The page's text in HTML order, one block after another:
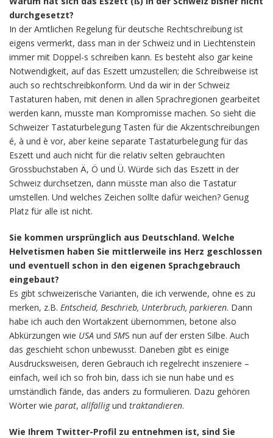
durchgesetzt?
In der Amtlichen Regelung für deutsche Rechtschreibung ist
eigens vermerkt, dass man in der Schweiz und in Liechtenstein
immer mit Doppel-s schreiben kann. Es besteht also gar keine
Notwendigkeit, auf das Eszett umzustellen; die Schreibweise ist
auch so rechtschreibkonform. Und da wir in der Schweiz
Tastaturen haben, mit denen in allen Sprachregionen gearbeitet
werden kann, musste man Kompromisse machen. So sieht die
Schweizer Tastaturbelegung Tasten für die Akzentschreibungen
é, à und è vor, aber keine separate Tastaturbelegung für das
Eszett und auch nicht für die relativ selten gebrauchten
Grossbuchstaben Ä, Ö und Ü. Würde sich das Eszett in der
Schweiz durchsetzen, dann müsste man also die Tastatur
umstellen. Und welches Zeichen sollte dafür weichen? Genug
Platz für alle ist nicht.
Sie kommen ursprünglich aus Deutschland. Welche
Helvetismen haben Sie mittlerweile ins Herz geschlossen
und eventuell schon in den eigenen Sprachgebrauch
eingebaut?
Es gibt schweizerische Varianten, die ich verwende, ohne es zu
merken, z.B. Entscheid, Beschrieb, Unterbruch, parkieren. Dann
habe ich auch den Wortakzent übernommen, betone also
Abkürzungen wie USA und SMS nun auf der ersten Silbe. Auch
das geschieht schon unbewusst. Daneben gibt es einige
Ausdrucksweisen, deren Gebrauch ich regelrecht inszeniere –
einfach, weil ich so froh bin, dass ich sie nun habe und es
umständlich fände, das anders zu formulieren. Dazu gehören
Wörter wie parat, allfälligund traktandieren.
Wie Ihrem Twitter-Profil zu entnehmen ist, sind Sie